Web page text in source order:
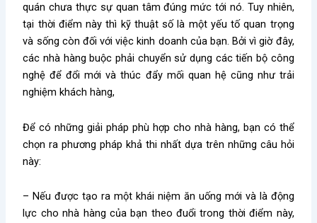
quán chưa thực sự quan tâm đúng mức tới nó. Tuy nhiên,
tại thời điểm này thì kỹ thuật số là một yếu tố quan trọng
và sống còn đối với việc kinh doanh của bạn. Bởi vì giờ đây,
các nhà hàng buộc phải chuyển sử dụng các tiến bộ công
nghệ để đổi mới và thúc đẩy mối quan hệ cũng như trải
nghiệm khách hàng,
Để có những giải pháp phù hợp cho nhà hàng, bạn có thể
chọn ra phương pháp khả thi nhất dựa trên những câu hỏi
này:
– Nếu được tạo ra một khái niệm ăn uống mới và là động
lực cho nhà hàng của bạn theo đuổi trong thời điểm này,